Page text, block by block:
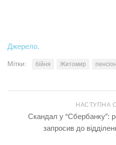
Суспільство
Культура
Джерело.
Мітки: бійня Житомир
НАСТУПНА
Скандал у “Сбербанку”:
запросив до